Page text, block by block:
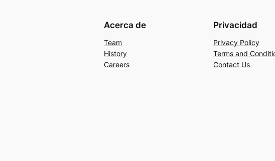
Acerca de
Team
History
Careers
Privacidad
Privacy Policy
Terms and
Contact Us